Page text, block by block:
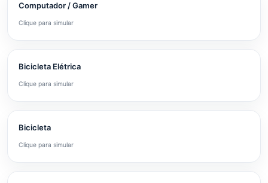
Computador / Gamer
Clique para simular
Bicicleta Elétrica
Clique para simular
Bicicleta
Clique para simular